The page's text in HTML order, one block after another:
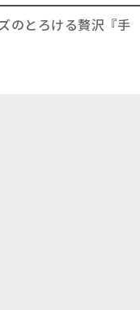
のとろける贅沢『手